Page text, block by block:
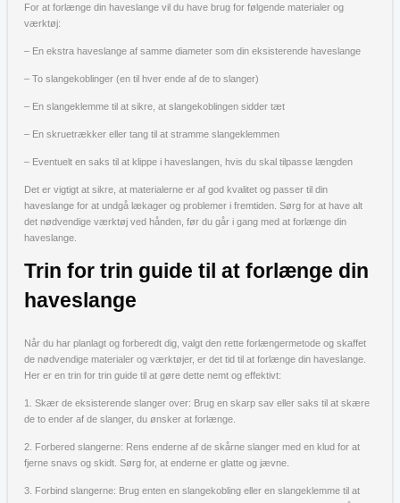
For at forlænge din haveslange vil du have brug for følgende materialer og
værktøj:
– En ekstra haveslange af samme diameter som din eksisterende haveslange
– To slangekoblinger (en til hver ende af de to slanger)
– En slangeklemme til at sikre, at slangekoblingen sidder tæt
– En skruetrækker eller tang til at stramme slangeklemmen
– Eventuelt en saks til at klippe i haveslangen, hvis du skal tilpasse længden
Det er vigtigt at sikre, at materialerne er af god kvalitet og passer til din
haveslange for at undgå lækager og problemer i fremtiden. Sørg for at have alt
det nødvendige værktøj ved hånden, før du går i gang med at forlænge din
haveslange.
Trin for trin guide til at forlænge din
haveslange
Når du har planlagt og forberedt dig, valgt den rette forlængermetode og skaffet
de nødvendige materialer og værktøjer, er det tid til at forlænge din haveslange.
Her er en trin for trin guide til at gøre dette nemt og effektivt:
1. Skær de eksisterende slanger over: Brug en skarp sav eller saks til at skære
de to ender af de slanger, du ønsker at forlænge.
2. Forbered slangerne: Rens enderne af de skårne slanger med en klud for at
fjerne snavs og skidt. Sørg for, at enderne er glatte og jævne.
3. Forbind slangerne: Brug enten en slangekobling eller en slangeklemme til at